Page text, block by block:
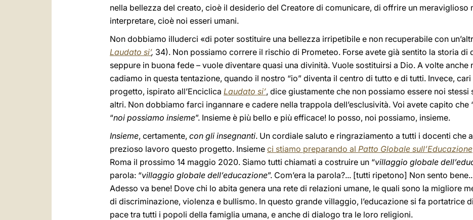
nella bellezza del creato, cioè il desiderio del Creatore di comunicare, di offrire un meraviglioso
interpretare, cioè noi esseri umani.
Non dobbiamo illuderci «di poter sostituire una bellezza irripetibile e non recuperabile con
Laudato si’, 34). Non possiamo correre il rischio di Prometeo. Forse avete già sentito la storia di
seppure in buona fede – vuole diventare quasi una divinità. Vuole sostituirsi a Dio. A volte anche
cadiamo in questa tentazione, quando il nostro “io” diventa il centro di tutto e di tutti. Invece,
progetto, ispirato all’Enciclica Laudato si’, dice giustamente che non possiamo essere noi stessi
altri. Non dobbiamo farci ingannare e cadere nella trappola dell’esclusività. Voi avete capito che
“noi possiamo insieme”. Insieme è più bello e più efficace! Io posso, noi possiamo, insieme.
Insieme, certamente, con gli insegnanti. Un cordiale saluto e ringraziamento a tutti i docenti che
prezioso lavoro questo progetto. Insieme ci stiamo preparando al Patto Globale sull’Educazione
Roma il prossimo 14 maggio 2020. Siamo tutti chiamati a costruire un “villaggio globale
parola: “villaggio globale dell’educazione”. Com’era la parola?... [tutti ripetono] Non sento
Adesso va bene! Dove chi lo abita genera una rete di relazioni umane, le quali sono la migliore
di discriminazione, violenza e bullismo. In questo grande villaggio, l’educazione si fa portatrice
pace tra tutti i popoli della famiglia umana, e anche di dialogo tra le loro religioni.